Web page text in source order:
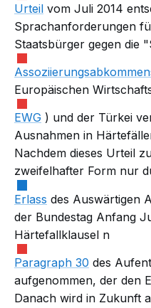
Urteil vom Juli 2014
Sprachanforderungen
Staatsbürger gegen die
Europäischen
EWG ) und der Türkei
Ausnahmen in
Nachdem dieses Urteil
zweifelhafter Form nur
Erlass des Auswärtigen
der Bundestag Anfang
Härtefallklausel n
Paragraph 30 des
aufgenommen, der den
Danach wird in Zukunft